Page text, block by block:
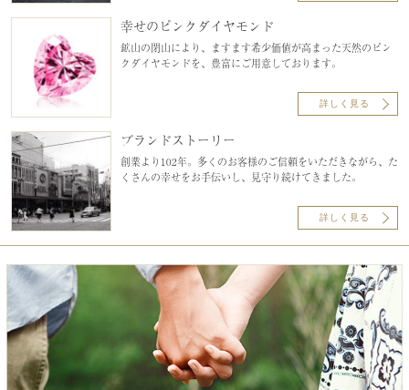
幸せのピンクダイヤモンド
鉱山の閉山により、ますます希少価値が高まった天然のピン
クダイヤモンドを、豊富にご用意しております。
詳しく見る
ブランドストーリー
創業より102年。多くのお客様のご信頼をいただきながら、た
くさんの幸せをお手伝いし、見守り続けてきました。
詳しく見る